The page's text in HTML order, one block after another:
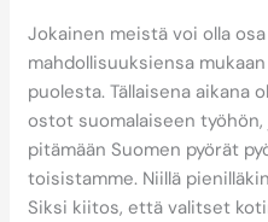
Jokainen meistä voi olla
mahdollisuuksiensa
puolesta. Tällaisena aikana
ostot suomalaiseen
pitämään Suomen pyörät
toisistamme. Niillä
Siksi kiitos, että valitset